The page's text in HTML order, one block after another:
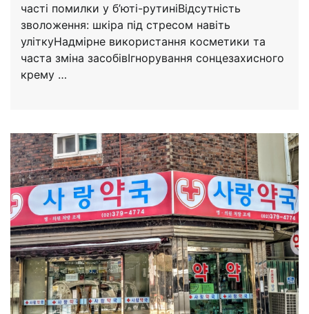
часті помилки у б’юті-рутиніВідсутність
зволоження: шкіра під стресом навіть
уліткуНадмірне використання косметики та
часта зміна засобівІгнорування сонцезахисного
крему …